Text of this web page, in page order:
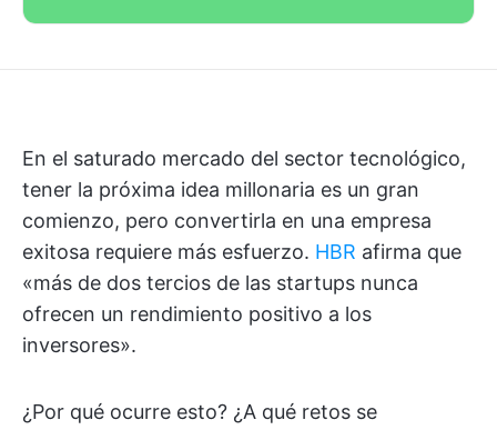
En el saturado mercado del sector tecnológico,
tener la próxima idea millonaria es un gran
comienzo, pero convertirla en una empresa
exitosa requiere más esfuerzo. HBR afirma que
«más de dos tercios de las startups nunca
ofrecen un rendimiento positivo a los
inversores».
¿Por qué ocurre esto? ¿A qué retos se